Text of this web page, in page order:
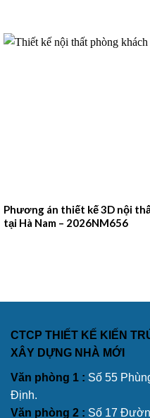
Phương án thiết kế 3D nội
tại Hà Nam – 2026NM656
CTCP THIẾT KẾ KIẾN
XÂY DỰNG NHÀ MỚI
Văn phòng 1 : Số 55
Định.
Văn phòng 2 : Số 17